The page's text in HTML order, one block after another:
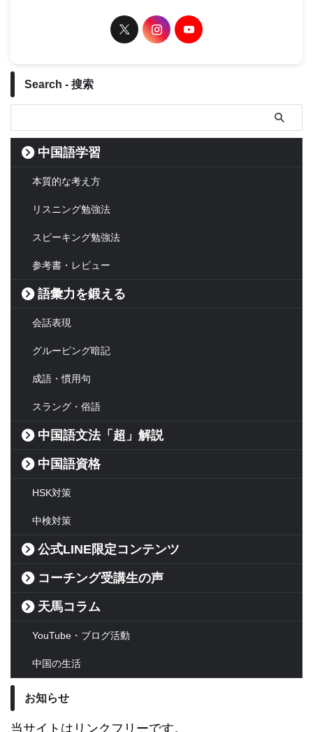
Search - 搜索
中国語学習
本質的な考え方
リスニング勉強法
スピーキング勉強法
参考書・レビュー
語彙力を鍛える
会話表現
グルーピング暗記
成語・慣用句
スラング・俗語
中国語文法「超」解説
中国語資格
HSK対策
中検対策
公式LINE限定コンテンツ
コーチング受講生の声
天馬コラム
YouTube・ブログ活動
中国の生活
お知らせ
当サイトはリンクフリーです。